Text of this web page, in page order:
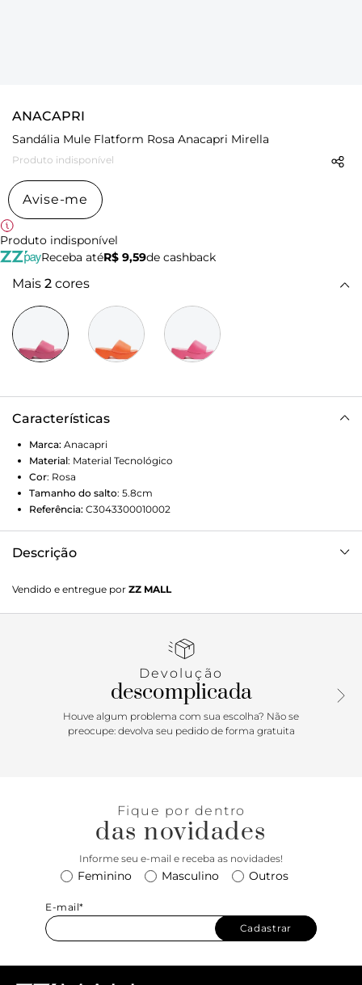
ANACAPRI
Sandália Mule Flatform Rosa Anacapri Mirella
Produto indisponível
Avise-me
Produto indisponível
Receba atéR$ 9,59de cashback
Mais 2 cores
Características
Marca: Anacapri
Material: Material Tecnológico
Cor: Rosa
Tamanho do salto: 5.8cm
Referência: C3043300010002
Descrição
os dedos e peito do pé. Monocromática, apresenta salto
médio levemente curvado e palmilha na mesma cor. Leva o
proposta fashion da estação. Em cores vibrantes, o modelo
surpreendente ao oferecer conforto unido ao mood
despojado dos tamancos inspirados na tendência dos anos
2000. Aposte em looks de alfaiataria oversized
Vendido e entregue por ZZ MALL
Devolução
descomplicada
Houve algum problema com sua escolha? Não se
preocupe: devolva seu pedido de forma gratuita
Fique por dentro
das novidades
Informe seu e-mail e receba as novidades!
Feminino Masculino Outros
E-mail*
Cadastrar